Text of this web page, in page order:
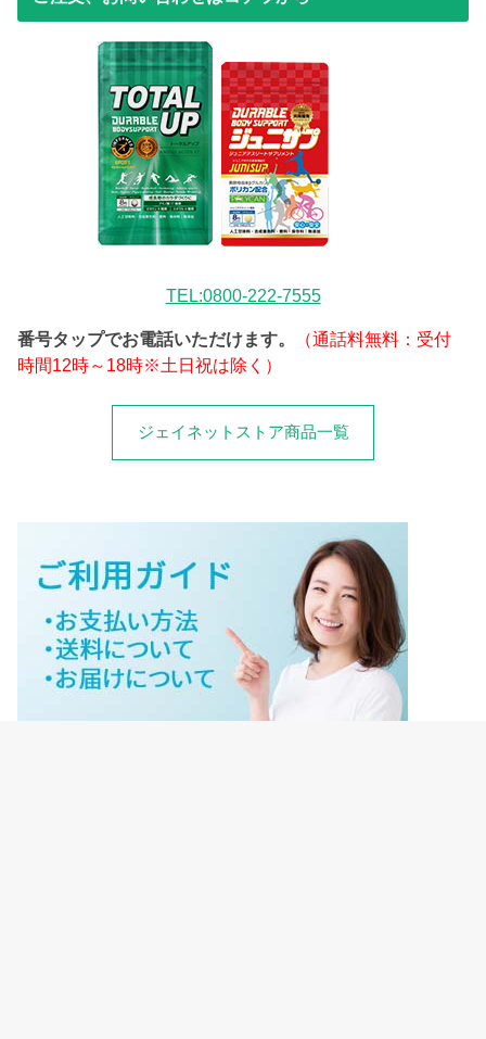
TEL:0800-222-7555
番号タップでお電話いただけます。
（通話料無料：受付
時間12時～18時※土日祝は除く）
ジェイネットストア商品一覧